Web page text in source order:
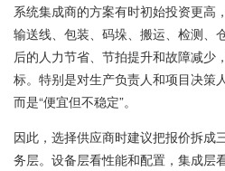
系统集成商的方案有时初始投资更高
输送线、包装、码垛、搬运、检测、
后的人力节省、节拍提升和故障减少
标。特别是对生产负责人和项目决策
而是“便宜但不稳定”。
因此，选择供应商时建议把报价拆成
务层。设备层看性能和配置，集成层